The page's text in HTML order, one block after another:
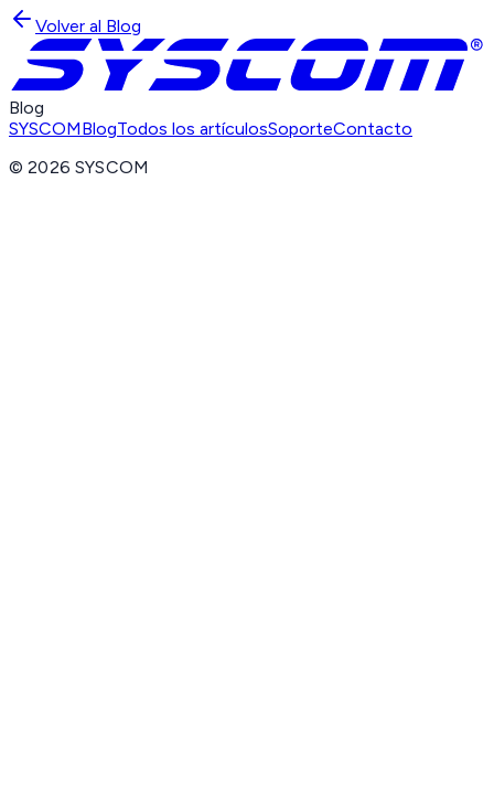
Volver al Blog
Blog
SYSCOMBlogTodos los artículosSoporteContacto
©2026 SYSCOM